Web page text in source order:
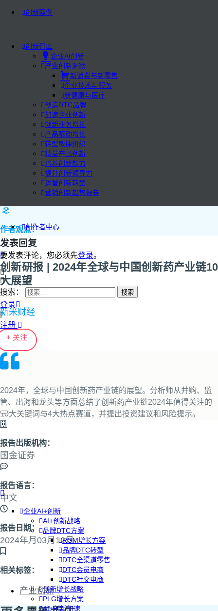
创新案例
创新智库
企业AI创新
产业创新洞察
新消费与新零售
企业技术与服务
新健康与医疗
创造DTC品牌
加速企业创新
创新业务增长
产品驱动增长
转型敏捷组织
精益产品创新
培养创新能力
提升创新领导力
运营创新转型
营销创新趋势报告
创作者中心
搜索：
登录
|
注册
企业AI+创新
AI+创新战略
品牌DTC方案
RGM增长方案
品牌DTC转型
DTC全渠道零售
DTC会员电商
DTC社交电商
创新增长战略
PLG增长方案
AI+创新加速
作者观点：
发表回复
要发表评论，您必须先登录。
创新研报 | 2024年全球与中国创新药产业链10
大展望
新米财经
+ 关注
2024年，全球与中国创新药产业链的展望。分析师从并购、监
管、出海和龙头等方面总结了创新药产业链2024年值得关注的
10大关键词与4大热点赛道，并提出投资建议和风险提示。
报告出版机构：
国金证券
报告语言：
中文
报告日期：
2024年月03月12日
相关标签：
产业创新